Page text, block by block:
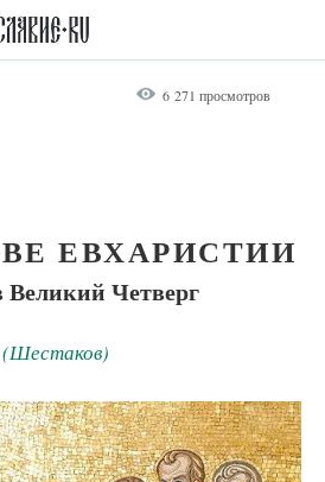
6 271 просмотров
ЕВХАРИСТИИ
Великий Четверг